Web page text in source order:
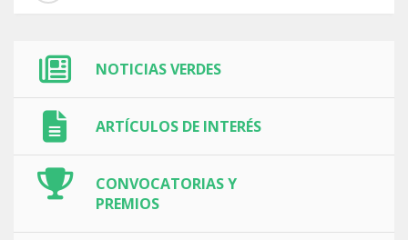
NOTICIAS VERDES
ARTÍCULOS DE INTERÉS
CONVOCATORIAS Y
PREMIOS